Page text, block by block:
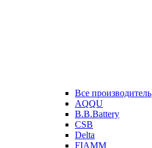
Все производитель
AQQU
B.B.Battery
CSB
Delta
FIAMM